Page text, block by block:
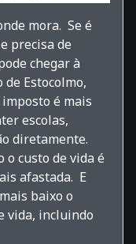
mora. Se é
precisa de
chegar à
Estocolmo,
é mais
escolas,
diretamente.
o custo de vida é
afastada. E
baixo o
vida, incluindo